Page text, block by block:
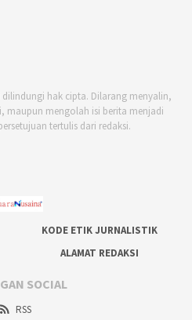
hak cipta. Dilarang menyalin,
maupun mengolah isi berita menjadi
tertulis dari redaksi.
KODE ETIK JURNALISTIK
ALAMAT REDAKSI
SOCIAL
RSS